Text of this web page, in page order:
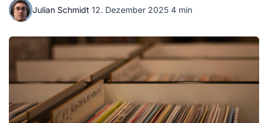
Julian Schmidt·12. Dezember 2025·4 min